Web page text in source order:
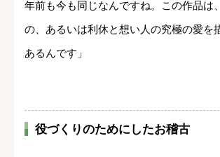
年前も今も同じなんですね。この作品は
の、あるいは利休と想い人の究極の愛を
あるんです」
役づくりのためにしたお稽古